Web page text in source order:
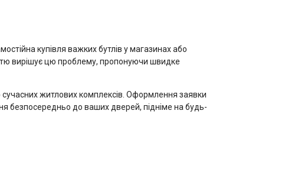
купівля важких бутлів у магазинах або
вирішує цю проблему, пропонуючи швидке
сучасних житлових комплексів. Оформлення заявки
безпосередньо до ваших дверей, підніме на будь-